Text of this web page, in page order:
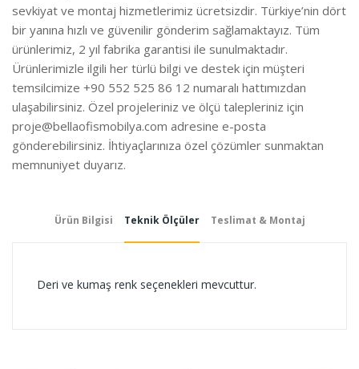
sevkiyat ve montaj hizmetlerimiz ücretsizdir. Türkiye’nin dört
bir yanına hızlı ve güvenilir gönderim sağlamaktayız. Tüm
ürünlerimiz, 2 yıl fabrika garantisi ile sunulmaktadır.
Ürünlerimizle ilgili her türlü bilgi ve destek için müşteri
temsilcimize +90 552 525 86 12 numaralı hattımızdan
ulaşabilirsiniz. Özel projeleriniz ve ölçü talepleriniz için
proje@bellaofismobilya.com adresine e-posta
gönderebilirsiniz. İhtiyaçlarınıza özel çözümler sunmaktan
memnuniyet duyarız.
Ürün Bilgisi Teknik Ölçüler Teslimat & Montaj
Deri ve kumaş renk seçenekleri mevcuttur.